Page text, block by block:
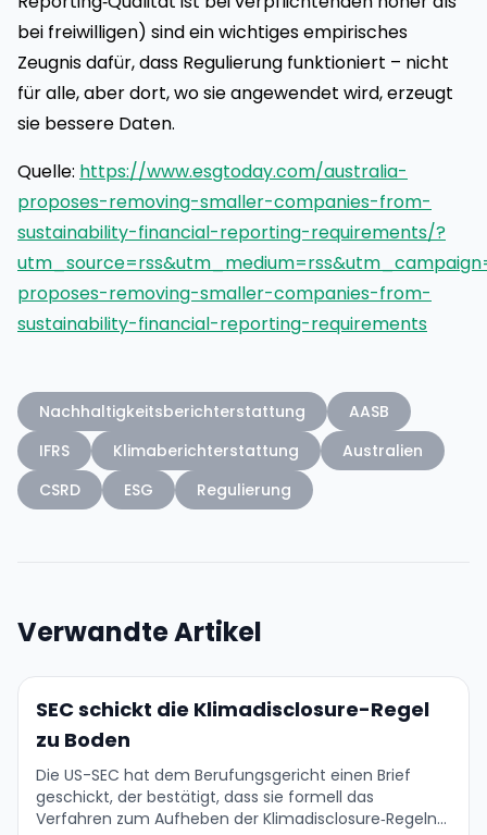
bei freiwilligen) sind ein wichtiges empirisches
Zeugnis dafür, dass Regulierung funktioniert – nicht
für alle, aber dort, wo sie angewendet wird, erzeugt
sie bessere Daten.
Quelle: https://www.esgtoday.com/australia-
proposes-removing-smaller-companies-from-
sustainability-financial-reporting-requirements/?
proposes-removing-smaller-companies-from-
sustainability-financial-reporting-requirements
Nachhaltigkeitsberichterstattung
AASB
IFRS
Klimaberichterstattung
Australien
CSRD
ESG Regulierung
Verwandte Artikel
SEC schickt die Klimadisclosure-Regel
zu Boden
Die US-SEC hat dem Berufungsgericht einen Brief
geschickt, der bestätigt, dass sie formell das
Verfahren zum Aufheben der Klimadisclosure‑Regeln